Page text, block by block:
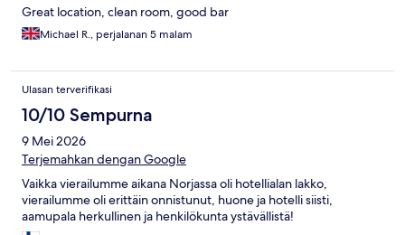
Great location, clean room, good bar
Michael R., perjalanan 5 malam
Ulasan terverifikasi
10/10 Sempurna
9 Mei 2026
Terjemahkan dengan Google
Vaikka vierailumme aikana Norjassa oli hotellialan lakko,
vierailumme oli erittäin onnistunut, huone ja hotelli siisti,
aamupala herkullinen ja henkilökunta ystävällistä!